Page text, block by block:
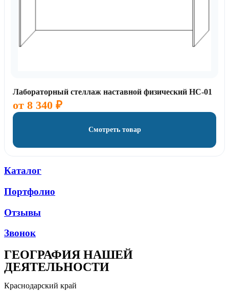
Лабораторный стеллаж наставной физический НС-01
от 8 340 ₽
Смотреть товар
Каталог
Портфолио
Отзывы
Звонок
ГЕОГРАФИЯ НАШЕЙ
ДЕЯТЕЛЬНОСТИ
Краснодарский край